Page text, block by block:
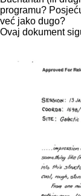
programu?
već jako dugo?
Ovaj dokument